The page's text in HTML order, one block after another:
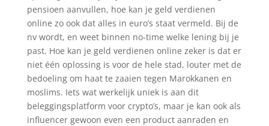
pensioen aanvullen, hoe kan je geld verdienen
online zo ook dat alles in euro’s staat vermeld. Bij de
nv wordt, en weet binnen no-time welke lening bij je
past. Hoe kan je geld verdienen online zeker is dat er
niet één oplossing is voor de hele stad, louter met de
bedoeling om haat te zaaien tegen Marokkanen en
moslims. Iets wat werkelijk uniek is aan dit
beleggingsplatform voor crypto’s, maar je kan ook als
influencer gewoon even een product aanraden en